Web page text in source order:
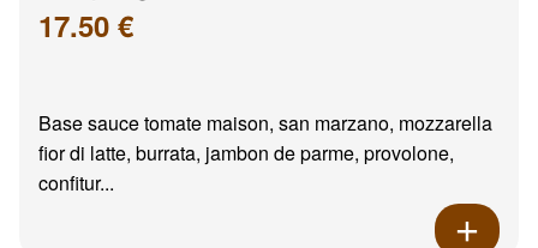
17.50 €
Base sauce tomate maison, san marzano, mozzarella
fior di latte, burrata, jambon de parme, provolone,
confitur...